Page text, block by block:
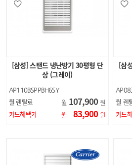
[삼성] 스탠드 냉난방기 30평형 단
상 (그레이)
AP110BSPPBH6SY
월 렌탈료 월 107,900 원
카드혜택가
월 83,900 원
[삼
월 렌
카드